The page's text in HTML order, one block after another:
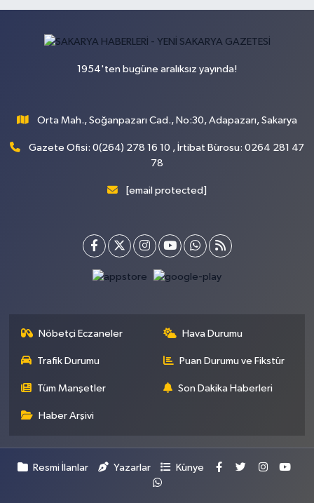
1954'ten bugüne aralıksız yayında!
Orta Mah., Soğanpazarı Cad., No:30, Adapazarı, Sakarya
Gazete Ofisi: 0(264) 278 16 10 , İrtibat Bürosu: 0264 281 47
78
[email protected]
Nöbetçi Eczaneler Hava Durumu
Trafik Durumu Puan Durumu ve Fikstür
Tüm Manşetler Son Dakika Haberleri
Haber Arşivi
Resmi İlanlar Yazarlar Künye